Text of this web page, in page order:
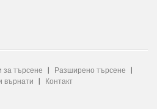
за търсене
Разширено търсене
върнати
Контакт